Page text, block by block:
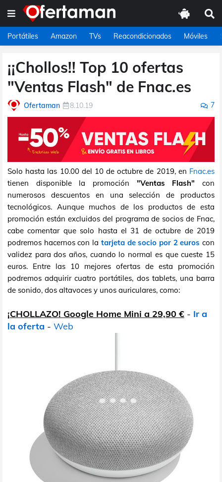
Portátiles Amazon TVs Reacondicionados Móviles
¡¡Chollos!! Top 10 ofertas
"Ventas Flash" de Fnac.es
Ofertaman 8.10.19 7
Solo hasta las 10.00 del 10 de octubre de 2019, en Fnac.es
tienen disponible la promoción "Ventas Flash" con
numerosos descuentos en una selección de productos
tecnológicos. Aunque muchos de los productos de esta
promoción están excluidos del programa de socios de Fnac,
cabe comentar que solo hasta el 31 de octubre de 2019
podremos hacernos con la tarjeta de socio por 2 euros con
validez para dos años, cuando lo normal es que cueste 15
euros. Entre las 10 mejores ofertas de esta promoción
podremos adquirir cuatro portátiles, dos tablets, una barra
de sonido, dos altavoces y unos auriculares, como:
¡CHOLLAZO! Google Home Mini a 29,90 € - Ir a
la oferta - Web